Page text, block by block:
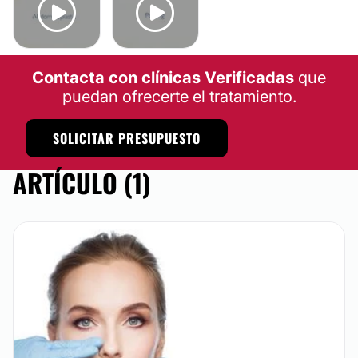
ABDOMINOPLASTIA PEELING
Contacta con clínicas Verificadas que
puedan ofrecerte el tratamiento.
SOLICITAR PRESUPUESTO
ARTÍCULO (1)